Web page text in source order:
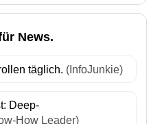
News.
täglich. (InfoJunkie)
Deep-
How Leader)